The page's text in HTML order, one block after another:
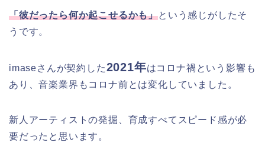
「彼だったら何か起こせるかも」という感じがしたそ
うです。
imaseさんが契約した2021年はコロナ禍という影響も
あり、音楽業界もコロナ前とは変化していました。
新人アーティストの発掘、育成すべてスピード感が必
要だったと思います。